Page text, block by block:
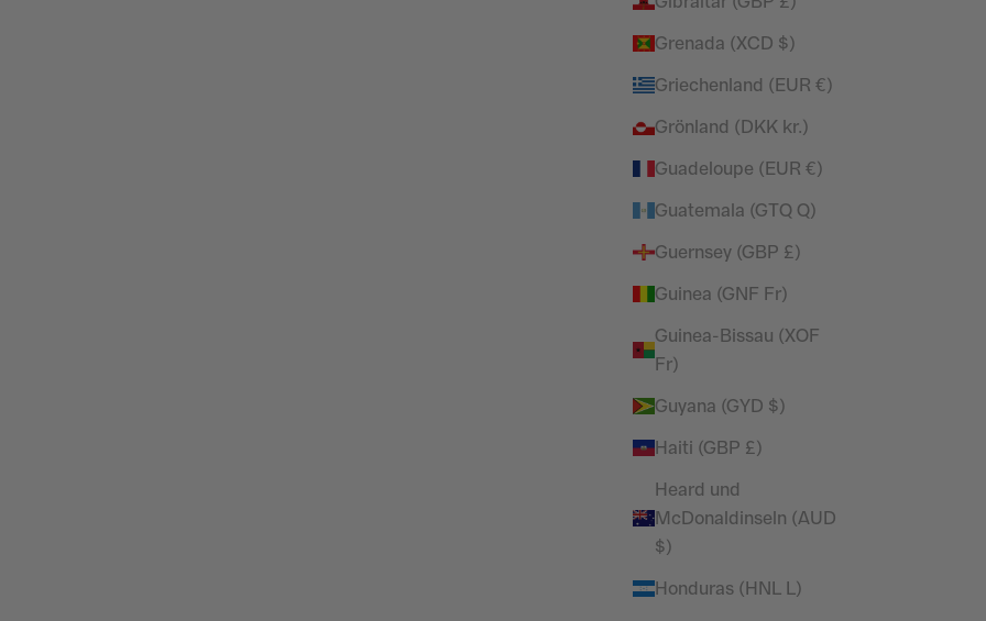
Grenada (XCD $)
Griechenland (EUR €)
Grönland (DKK kr.)
Guadeloupe (EUR €)
Guatemala (GTQ Q)
Guernsey (GBP £)
Guinea (GNF Fr)
Guinea-Bissau (XOF
Fr)
Guyana (GYD $)
Haiti (GBP £)
Heard und
McDonaldinseln (AUD
$)
Honduras (HNL L)